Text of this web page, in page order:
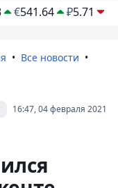
€541.64 ₽5.71
Все новости
16:47, 04 февраля 2021